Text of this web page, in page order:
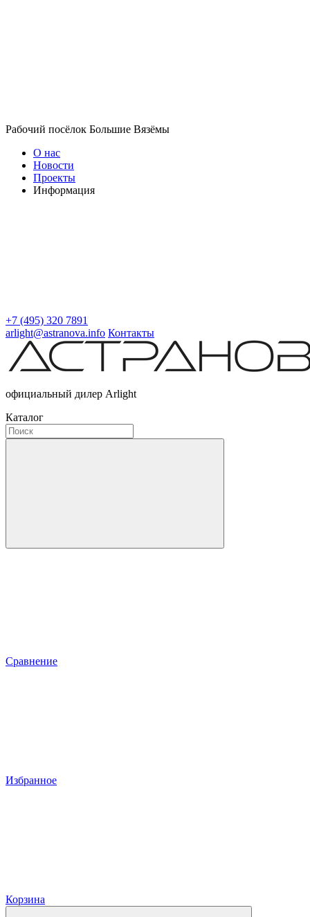
Рабочий посёлок Большие Вязёмы
О нас
Новости
Проекты
Информация
+7 (495) 320 7891
arlight@astranova.info Контакты
официальный дилер Arlight
Каталог
Сравнение
Избранное
Корзина